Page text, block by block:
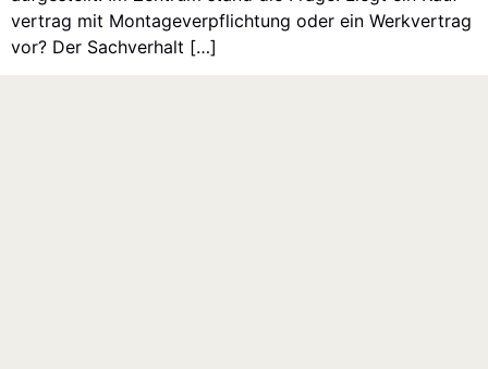
ver­trag mit Mon­ta­ge­ver­pflich­tung oder ein Werk­ver­trag
vor? Der Sach­ver­halt […]